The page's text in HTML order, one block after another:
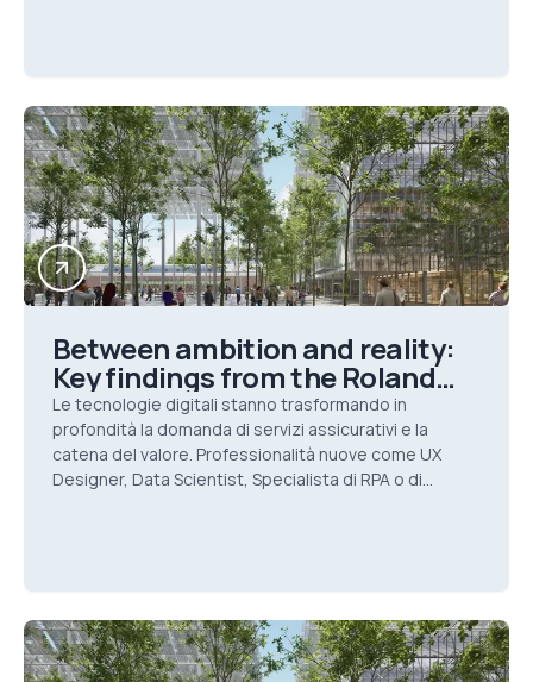
Between ambition and reality:
Key findings from the Roland
Berger HR Trends Survey 2017
Le tecnologie digitali stanno trasformando in
profondità la domanda di servizi assicurativi e la
catena del valore. Professionalità nuove come UX
Designer, Data Scientist, Specialista di RPA o di